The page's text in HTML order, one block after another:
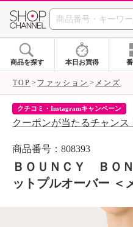
商品を探す 本日お買得
TOP ファッション メンズ
クチコミ・Instagramキャンペーン
クーポンが当たるチャンス
商品番号：808393
ＢＯＵＮＣＹ ＢＯ
ットプルオーバー ＜